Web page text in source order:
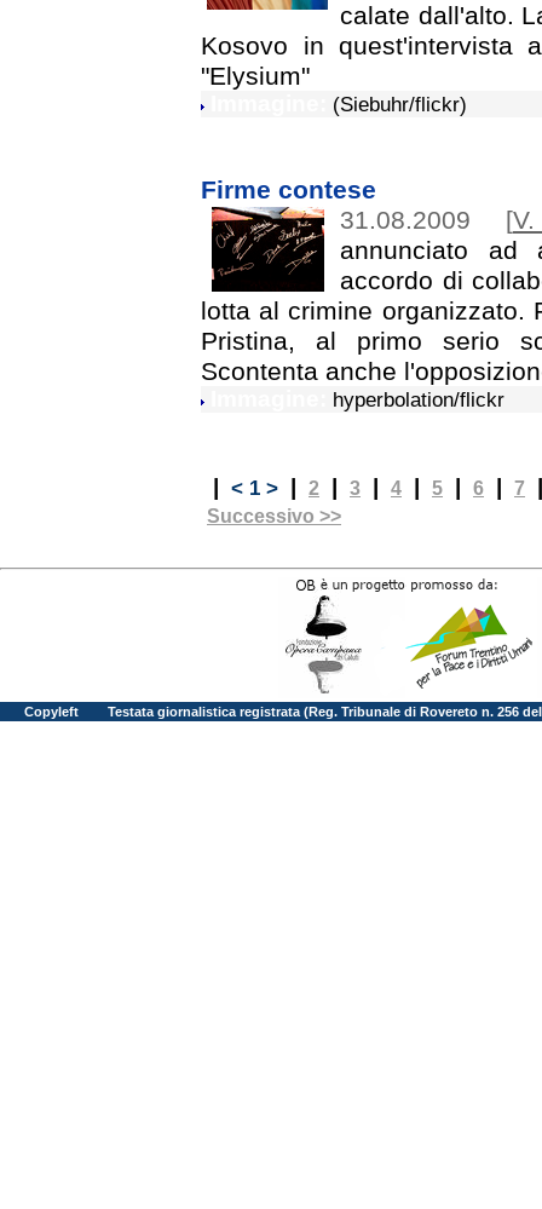
calate dall'alto.
Kosovo in quest'intervista
"Elysium"
(Siebuhr/flickr)
Firme contese
31.08.2009
[
annunciato ad
accordo di
lotta al crimine organizzato.
Pristina, al primo serio
Scontenta anche
hyperbolation/flickr
< 1 > 2 3 4 5 6 7
Successivo >>
Copyleft Testata giornalistica registrata (Reg. Tribunale di Rovereto n. 256